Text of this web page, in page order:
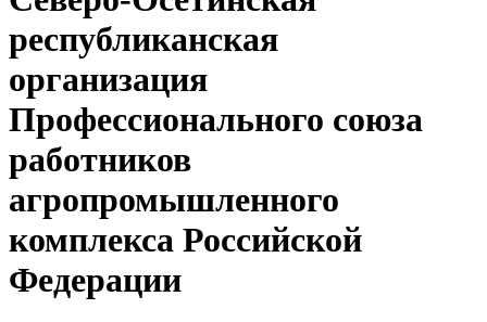
республиканская
организация
Профессионального союза
работников
агропромышленного
комплекса Российской
Федерации